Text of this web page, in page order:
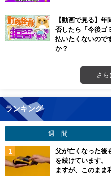
【動画で見る】
否したら「今後ゴ
払いたくないので
か？
さら
ランキング
週 間
父が亡くなった後
を続けています。
ますが、このまま